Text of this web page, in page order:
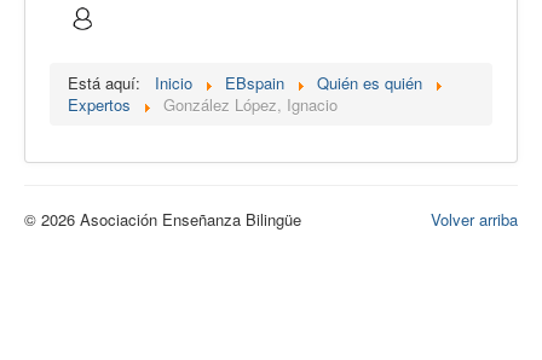
Calidad
Artículos
Recursos
Está aquí: Inicio EBspain
Quién es quién
Expertos
González López, Ignacio
Volver arriba
© 2026 Asociación Enseñanza Bilingüe